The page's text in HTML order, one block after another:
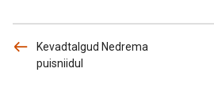
Kevadtalgud Nedrema
puisniidul